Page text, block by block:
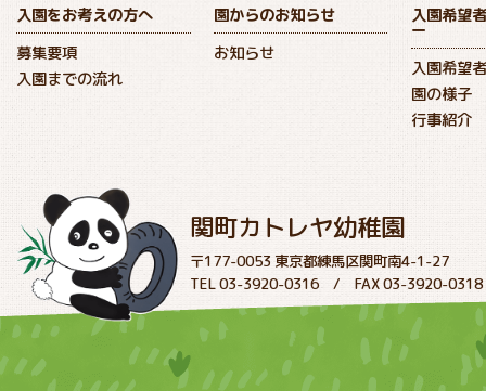
入園をお考えの方へ
募集要項
入園までの流れ
園からのお知らせ
お知らせ
入園希望
ー
入園希望
園の様子
行事紹介
関町カトレヤ幼稚園
〒177-0053 東京都練馬区関町南4-1-27
TEL 03-3920-0316 / FAX 03-3920-0318